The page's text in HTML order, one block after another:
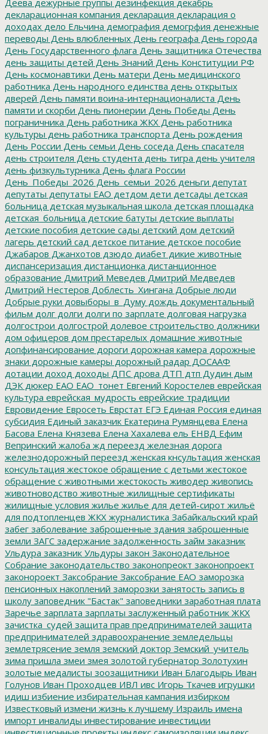
декларационная компания декларация декларация о
доходах дело Ельчина демография демогрфия денежные
переводы День влюбленных День географа День города
День Государственного флага День защитника Отечества
день защиты детей День Знаний День Конституции РФ
День космонавтики День матери День медицинского
работника День народного единства день открытых
дверей День памяти воина-интернационалиста День
памяти и скорби День пионерии День Победы День
пограничника День работника ЖКХ День работника
культуры день работника транспорта День рождения
День России День семьи День соседа День спасателя
день строителя День студента день тигра день учителя
день физкультурника День флага России
День_Победы_2026 День_семьи_2026 деньги депутат
депутаты депутаты ЕАО детдом дети детсады детская
больница детская музыкальная школа детская площадка
детская_больница детские батуты детские выплаты
детские пособия детские сады детский дом детский
лагерь детский сад детское питание детское пособие
Джабаров Джанхотов дзюдо диабет дикие животные
диспансеризация дистанционка дистанционное
образование Дмитрий Меведев Дмитрий Медведев
Дмитрий Нестеров Доблесть_Хингана Добрые люди
Добрые руки довыборы_в_Думу дождь документальный
фильм долг долги долги по зарплате долговая нагрузка
долгострои долгострой долевое строительство должники
дом офицеров дом престарелых домашние животные
допфинансирование дороги дорожная камера дорожные
знаки дорожные камеры дорожный радар ДОСААФ
дотации доход доходы ДПС дрова ДТП дтп Дудин дым
ДЭК дюкер ЕАО ЕАО_тонет Евгений Коростелев еврейская
культура еврейская_мудрость еврейские традиции
Евровидение Евросеть Еврстат ЕГЭ Единая Россия единая
субсидия Единый заказчик Екатерина Румянцева Елена
Басова Елена Князева Елена Хахалева ель ЕНВД Ефим
Вепринский жалоба жд переезд железная дорога
железнодорожный переезд женская кнсультация женская
консультация жестокое обращение с детьми жестокое
обращение с животными жестокость живодер живопись
животноводство животные жилищные сертификаты
жилищные условия жилье жилье для детей-сирот жильё
для подтопленцев ЖКХ журналистика Забайкальский край
забег заболевание заброшенные здания заброшенные
земли ЗАГС задержание задолженность займ заказник
Ульдура заказник Ульдуры закон Законодательное
Собрание законодательство законопреокт законопроект
законороект Заксобрание Заксобрание ЕАО заморозка
пенсионных накоплений заморозки занятость запись в
школу заповедник "Бастак" заповедники заработная плата
Заречье зарплата зарплаты заслуженный работник ЖКХ
зачистка_судей защита прав предпринимателей защита
предпринимателей здравоохранение земледельцы
землетрясение земля земский доктор Земский_учитель
зима пришла змеи змея золотой губернатор Золотухин
золотые медалисты зоозащитники Иван Благодырь Иван
Голунов Иван Проходцев ИВЛ ивс Игорь Ткачев игрушки
идиш избиение избирательная кампания избирком
Известковый измени жизнь к лучшему Израиль имена
импорт инвалиды инвестирование инвестиции